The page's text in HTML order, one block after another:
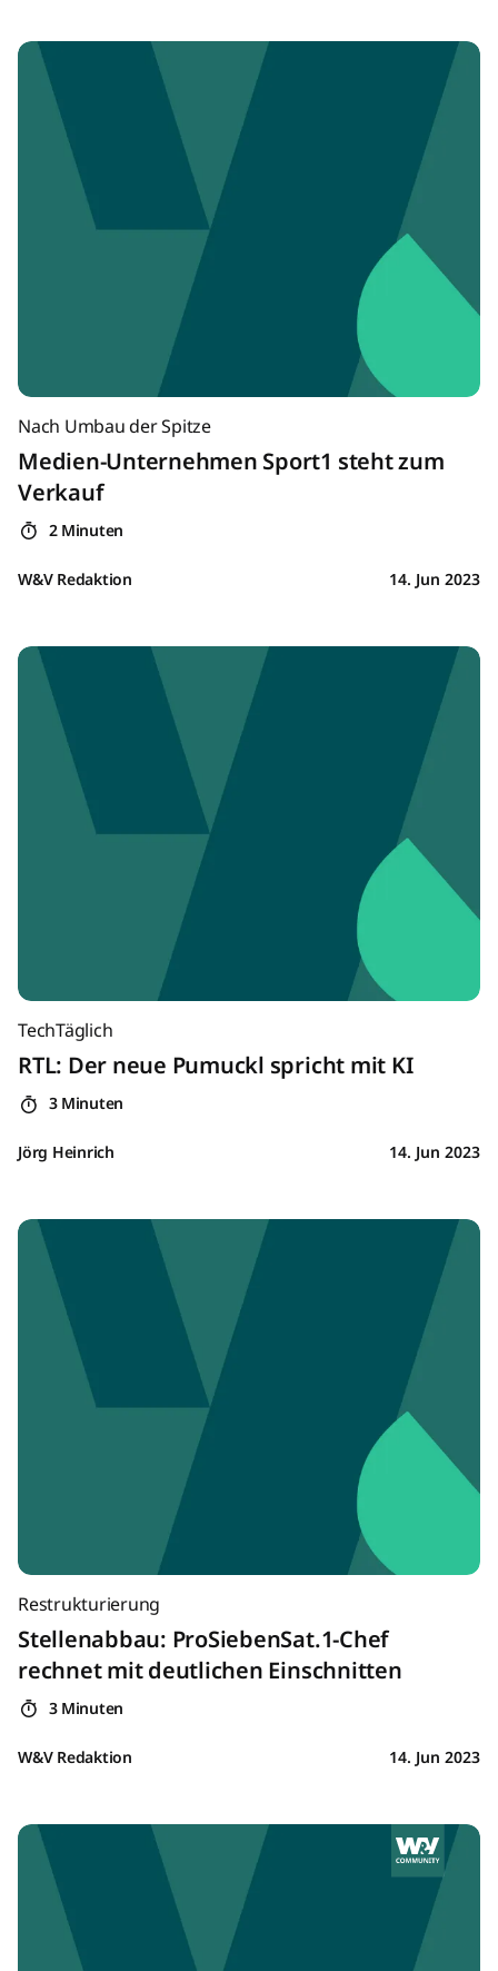
Nach Umbau der Spitze
Medien-Unternehmen Sport1 steht zum
Verkauf
2 Minuten
W&V Redaktion 14. Jun 2023
TechTäglich
RTL: Der neue Pumuckl spricht mit KI
3 Minuten
Jörg Heinrich 14. Jun 2023
Restrukturierung
Stellenabbau: ProSiebenSat.1-Chef
rechnet mit deutlichen Einschnitten
3 Minuten
W&V Redaktion 14. Jun 2023